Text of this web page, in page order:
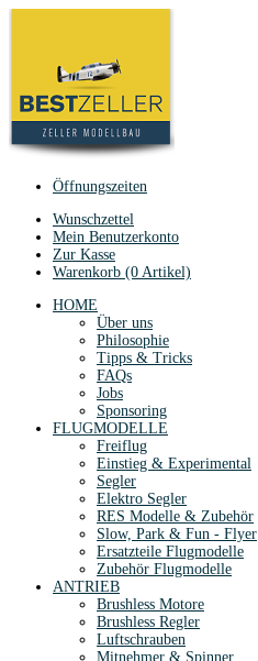
Öffnungszeiten
Wunschzettel
Mein Benutzerkonto
Zur Kasse
Warenkorb (0 Artikel)
HOME
Über uns
Philosophie
Tipps & Tricks
FAQs
Jobs
Sponsoring
FLUGMODELLE
Freiflug
Einstieg & Experimental
Segler
Elektro Segler
RES Modelle & Zubehör
Slow, Park & Fun - Flyer
Ersatzteile Flugmodelle
Zubehör Flugmodelle
ANTRIEB
Brushless Motore
Brushless Regler
Luftschrauben
Mitnehmer & Spinner